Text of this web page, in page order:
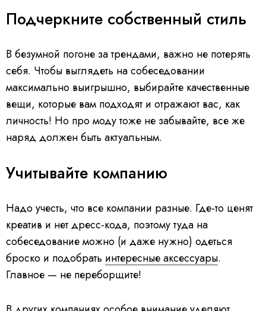
Подчеркните собственный стиль
В безумной погоне за трендами, важно не потерять
себя. Чтобы выглядеть на собеседовании
максимально выигрышно, выбирайте качественные
вещи, которые вам подходят и отражают вас, как
личность! Но про моду тоже не забывайте, все же
наряд должен быть актуальным.
Учитывайте компанию
Надо учесть, что все компании разные. Где-то ценят
креатив и нет дресс-кода, поэтому туда на
собеседование можно (и даже нужно) одеться
броско и подобрать интересные аксессуары.
Главное — не переборщите!